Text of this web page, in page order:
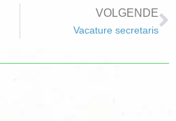
VOLGENDE
Vacature secretaris